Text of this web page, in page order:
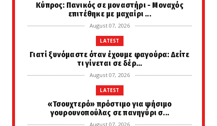
Κύπρος: Πανικός σε μοναστήρι - Μοναχός
επιτέθηκε με μαχαίρι ...
August 07, 2026
LATEST
Γιατί ξυνόμαστε όταν έχουμε φαγούρα: Δείτε
τι γίνεται σε δέρ...
August 07, 2026
LATEST
«Τσουχτερό» πρόστιμο για ψήσιμο
γουρουνοπούλας σε πανηγύρι σ...
August 07, 2026